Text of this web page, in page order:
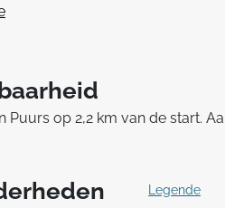
Puurs op 2,2 km van de start.
Legende